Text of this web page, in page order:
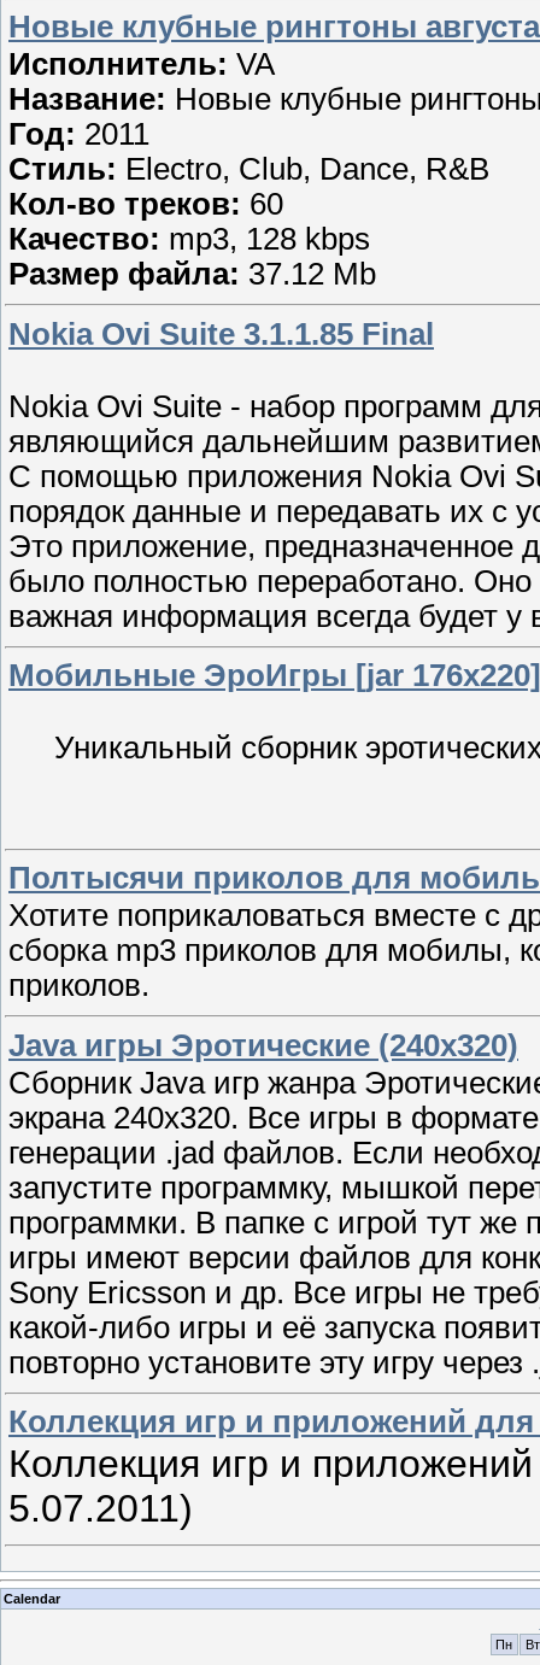
Новые клубные рингтоны
Исполнитель: VA
Название: Новые клубные
Год: 2011
Стиль: Electro, Club, Dance, R&B
Кол-во треков: 60
Качество: mp3, 128 kbps
Размер файла: 37.12 Mb
Nokia Ovi Suite 3.1.1.85 Final
Nokia Ovi Suite - набор программ
являющийся дальнейшим
С помощью приложения Nokia Ovi
порядок данные и передавать их с
Это приложение, предназначенное
было полностью переработано.
важная информация всегда будет у
Мобильные ЭроИгры [jar 176х220]
Уникальный сборник
Полтысячи приколов для
Хотите поприкаловаться вместе с
сборка mp3 приколов для мобилы,
приколов.
Java игры Эротические (240x320)
Сборник Java игр жанра
экрана 240х320. Все игры в
генерации .jad файлов. Если
запустите программку, мышкой
программки. В папке с игрой тут
игры имеют версии файлов для
Sony Ericsson и др. Все игры не
какой-либо игры и её запуска
повторно установите эту игру
Коллекция игр и приложений
Коллекция игр и
5.07.2011)
Calendar
Пн
Вт